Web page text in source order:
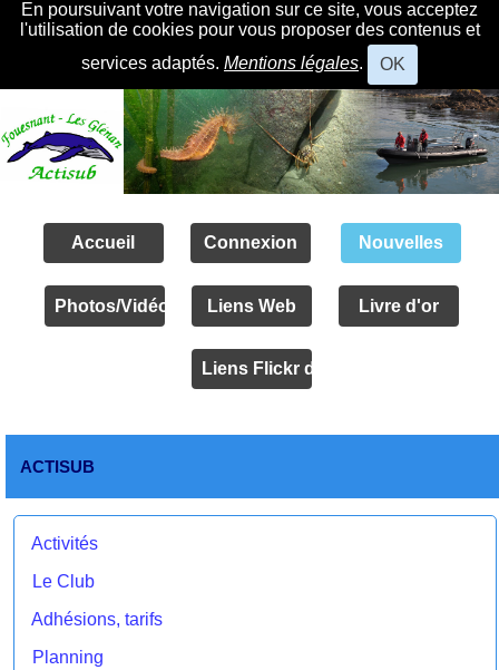
En poursuivant votre navigation sur ce site, vous acceptez
l'utilisation de cookies pour vous proposer des contenus et
services adaptés. Mentions légales. OK
Accueil Connexion Nouvelles
Photos/Vidéos Liens Web Livre d'or
Liens Flickr des amis
ACTISUB
Activités
Le Club
Adhésions, tarifs
Planning